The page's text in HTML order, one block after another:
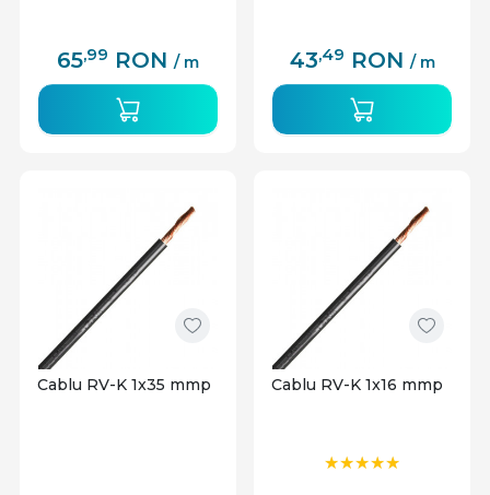
65,99 RON / m 43,49 RON / m
Cablu RV-K 1x35 mmp Cablu RV-K 1x16 mmp